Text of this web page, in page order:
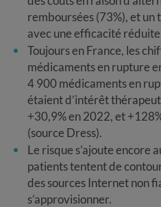
remboursées (73%), et
avec une efficacité réduite
Toujours en France, les
médicaments en rupture
4 900 médicaments en
étaient d’intérêt
+30,9% en 2022, et
(source Dress).
Le risque s’ajoute encore
patients tentent de
des sources Internet non
s’approvisionner.